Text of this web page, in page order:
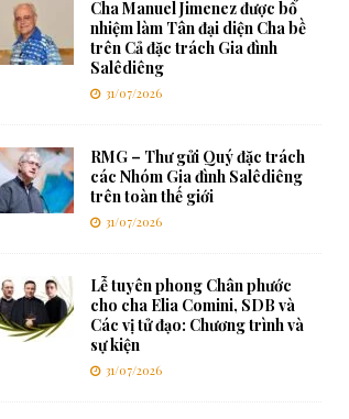
Cha Manuel Jimenez được bổ
nhiệm làm Tân đại diện Cha bề
trên Cả đặc trách Gia đình
Salêdiêng
31/07/2026
RMG – Thư gửi Quý đặc trách
các Nhóm Gia đình Salêdiêng
trên toàn thế giới
31/07/2026
Lễ tuyên phong Chân phước
cho cha Elia Comini, SDB và
Các vị tử đạo: Chương trình và
sự kiện
31/07/2026